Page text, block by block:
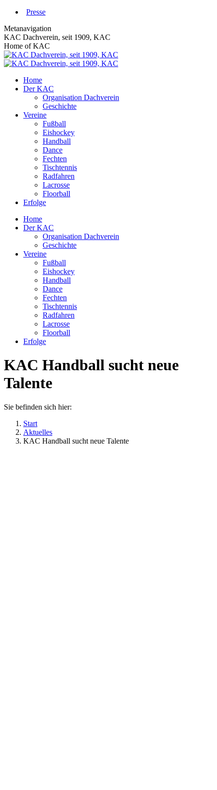
Zum
springen
Presse
Metanavigation
KAC Dachverein, seit 1909, KAC
Home of KAC
Home
Der KAC
Organisation Dachverein
Geschichte
Vereine
Fußball
Eishockey
Handball
Dance
Fechten
Tischtennis
Radfahren
Lacrosse
Floorball
Erfolge
Home
Der KAC
Organisation Dachverein
Geschichte
Vereine
Fußball
Eishockey
Handball
Dance
Fechten
Tischtennis
Radfahren
Lacrosse
Floorball
Erfolge
KAC Handball sucht neue
Talente
Sie befinden sich hier:
Start
Aktuelles
KAC Handball sucht neue Talente